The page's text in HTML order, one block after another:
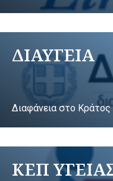
ΔΙΑΥΓΕΙΑ
Διαφάνεια στο Κράτος
ΚΕΠ